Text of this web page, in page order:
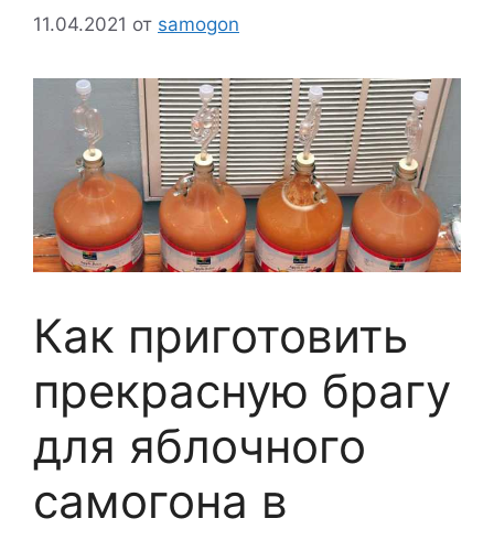
11.04.2021 от samogon
Как приготовить
прекрасную брагу
для яблочного
самогона в